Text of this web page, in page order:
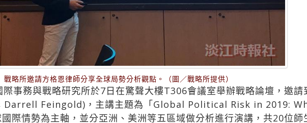
戰略所邀請方格恩律師分享全球局勢分析觀點。（圖／戰略所提供）
際事務與戰略研究所於7日在驚聲大樓T306會議室舉辦戰略論壇，邀請
Darrell Feingold)，主講主題為「Global Political Risk in 2019:
際情勢為主軸，並分亞洲、美洲等五區域做分析進行演講，共20位師